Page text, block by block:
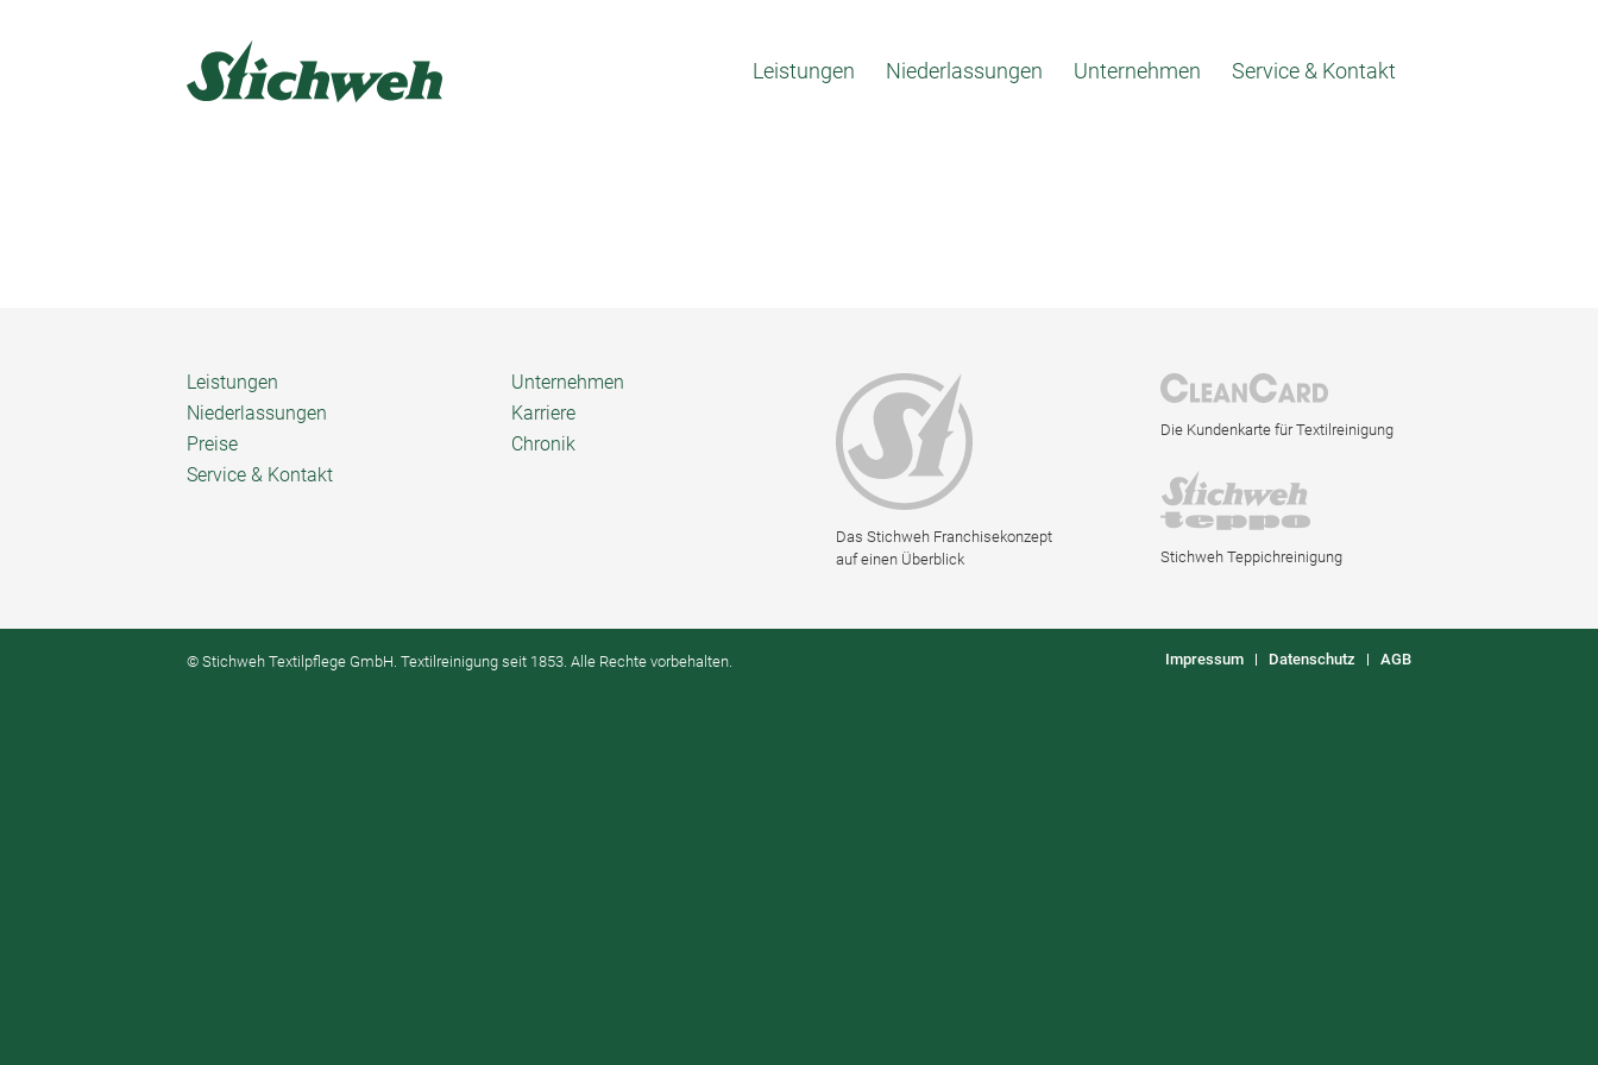
Leistungen Niederlassungen Unternehmen Service & Kontakt
Leistungen
Niederlassungen
Preise
Service & Kontakt
Unternehmen
Karriere
Chronik
Das Stichweh Franchisekonzept
auf einen Überblick
Die Kundenkarte für Textilreinigung
Stichweh Teppichreinigung
© Stichweh Textilpflege GmbH. Textilreinigung seit 1853. Alle Rechte vorbehalten. Impressum Datenschutz AGB